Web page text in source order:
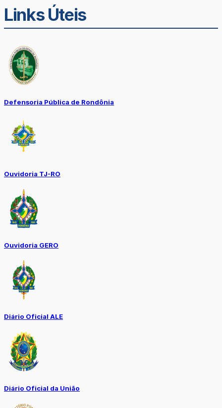
Links Úteis
Defensoria Pública de Rondônia
Ouvidoria TJ-RO
Ouvidoria GERO
Diário Oficial ALE
Diário Oficial da União